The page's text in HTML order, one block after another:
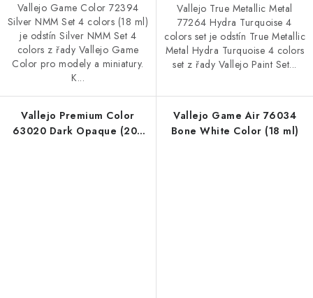
Vallejo Game Color 72394
Silver NMM Set 4 colors (18 ml)
je odstín Silver NMM Set 4
colors z řady Vallejo Game
Color pro modely a miniatury.
K...
Vallejo True Metallic Metal
77264 Hydra Turquoise 4
colors set je odstín True Metallic
Metal Hydra Turquoise 4 colors
set z řady Vallejo Paint Set...
Vallejo Premium Color
63020 Dark Opaque (200
Vallejo Game Air 76034
Bone White Color (18 ml)